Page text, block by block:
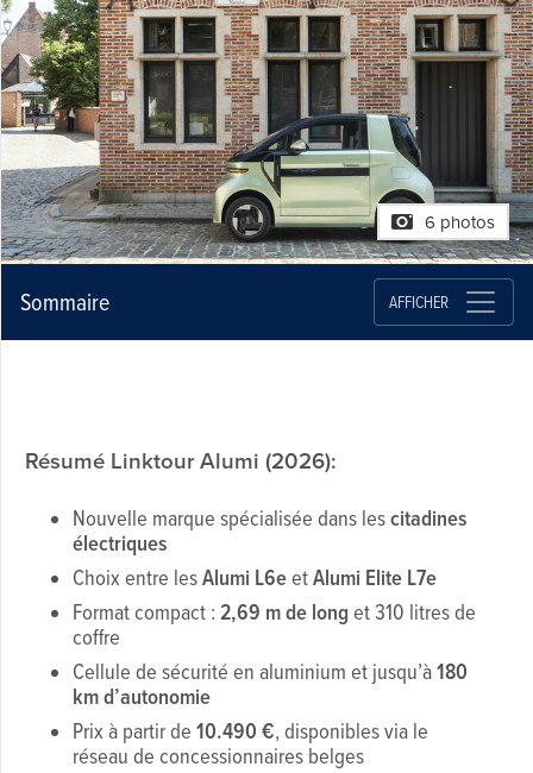
6 photos
Sommaire AFFICHER
Résumé Linktour Alumi (2026):
Nouvelle marque spécialisée dans lescitadines
électriques
Choix entre lesAlumi L6eetAlumi Elite L7e
Format compact : 2,69 m de longet 310 litres de
coffre
Cellule de sécurité en aluminium et jusqu’à180
km d’autonomie
Prix à partir de10.490 €, disponibles via le
réseau de concessionnaires belges